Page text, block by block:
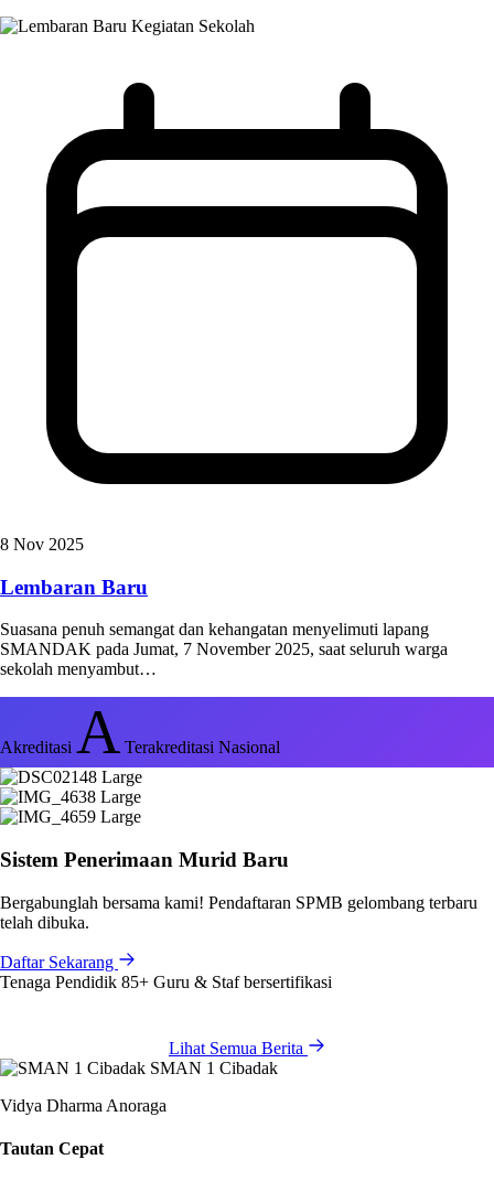
Kegiatan Sekolah
8 Nov 2025
Lembaran Baru
Suasana penuh semangat dan kehangatan menyelimuti lapang
SMANDAK pada Jumat, 7 November 2025, saat seluruh warga
sekolah menyambut…
Akreditasi A Terakreditasi Nasional
Sistem Penerimaan Murid Baru
Bergabunglah bersama kami! Pendaftaran SPMB gelombang terbaru
telah dibuka.
Daftar Sekarang
Tenaga Pendidik 85+ Guru & Staf bersertifikasi
Lihat Semua Berita
SMAN 1 Cibadak
Vidya Dharma Anoraga
Tautan Cepat